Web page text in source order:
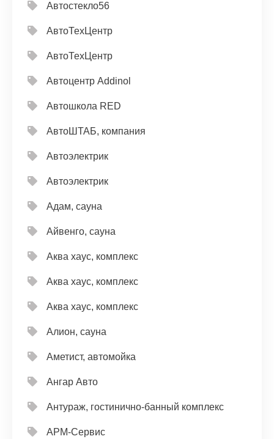
Автостекло56
АвтоТехЦентр
АвтоТехЦентр
Автоцентр Addinol
Автошкола RED
АвтоШТАБ, компания
Автоэлектрик
Автоэлектрик
Адам, сауна
Айвенго, сауна
Аква хаус, комплекс
Аква хаус, комплекс
Аква хаус, комплекс
Алион, сауна
Аметист, автомойка
Ангар Авто
Антураж, гостинично-банный комплекс
АРМ-Сервис